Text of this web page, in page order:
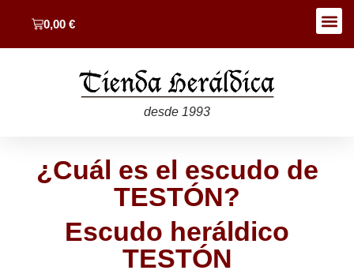
0,00 €
desde 1993
¿Cuál es el escudo de
TESTÓN?
Escudo heráldico
TESTÓN